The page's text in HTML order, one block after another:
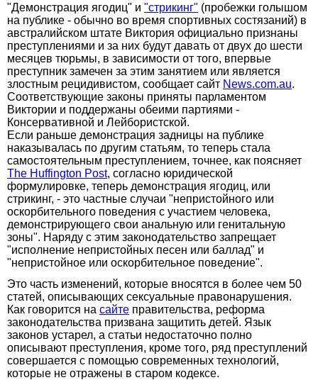
"Демонстрация ягодиц" и "стрикинг" (пробежки голышом
на публике - обычно во время спортивных состязаний) в
австралийском штате Виктория официально признаны
преступлениями и за них будут давать от двух до шести
месяцев тюрьмы, в зависимости от того, впервые
преступник замечен за этим занятием или является
злостным рецидивистом, сообщает сайт News.com.au.
Соответствующие законы приняты парламентом
Виктории и поддержаны обеими партиями -
Консервативной и Лейбористской.
Если раньше демонстрация задницы на публике
наказывалась по другим статьям, то теперь стала
самостоятельным преступлением, точнее, как поясняет
The Huffington Post, согласно юридической
формулировке, теперь демонстрация ягодиц, или
стрикинг, - это частные случаи "непристойного или
оскорбительного поведения с участием человека,
демонстрирующего свои анальную или генитальную
зоны". Наряду с этим законодательство запрещает
"исполнение непристойных песен или баллад" и
"непристойное или оскорбительное поведение".
Это часть изменений, которые вносятся в более чем 50
статей, описывающих сексуальные правонарушения.
Как говорится на сайте правительства, реформа
законодательства призвана защитить детей. Язык
законов устарел, а статьи недостаточно полно
описывают преступления, кроме того, ряд преступлений
совершается с помощью современных технологий,
которые не отражены в старом кодексе.